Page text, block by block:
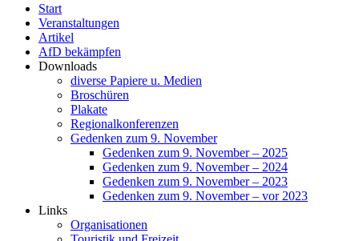
Start
Veranstaltungen
Artikel
AfD bekämpfen
Downloads
diverse Papiere u. Medien
Broschüren
Plakate
Regionalkonferenzen
Gedenken zum 9. November
Gedenken zum 9. November – 2025
Gedenken zum 9. November – 2024
Gedenken zum 9. November – 2023
Gedenken zum 9. November – vor 2023
Links
Organisationen